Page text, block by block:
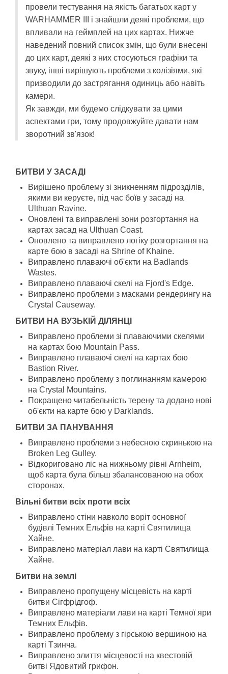
провели тестування на якість багатьох карт у
WARHAMMER III і знайшли деякі проблеми, що
впливали на геймплей на цих картах. Нижче
наведений повний список змін, що були внесені
до цих карт, деякі з них стосуються графіки та
звуку, інші вирішують проблеми з колізіями, які
призводили до застрягання одиниць або навіть
камери.
Як завжди, ми будемо слідкувати за цими
аспектами гри, тому продовжуйте давати нам
зворотний зв'язок!
БИТВИ У ЗАСАДІ
Вирішено проблему зі зникненням підрозділів,
якими ви керуєте, під час боїв у засаді на
Ulthuan Ravine.
Оновлені та виправлені зони розгортання на
картах засад на Ulthuan Coast.
Оновлено та виправлено логіку розгортання на
карте бою в засаді на Shrine of Khaine.
Виправлено плаваючі об'єкти на Badlands
Wastes.
Виправлено плаваючі скелі на Fjord's Edge.
Виправлено проблеми з масками рендерингу на
Crystal Causeway.
БИТВИ НА ВУЗЬКІЙ ДІЛЯНЦІ
Виправлено проблеми зі плаваючими скелями
на картах бою Mountain Pass.
Виправлено плаваючі скелі на картах бою
Bastion River.
Виправлено проблему з поглинанням камерою
на Crystal Mountains.
Покращено читабельність терену та додано нові
об'єкти на карте бою у Darklands.
БИТВИ ЗА ПАНУВАННЯ
Виправлено проблеми з небесною скринькою на
Broken Leg Gulley.
Відкориговано ліс на нижньому рівні Arnheim,
щоб карта була більш збалансованою на обох
сторонах.
Вільні битви всіх проти всіх
Виправлено стіни навколо воріт основної
будівлі Темних Ельфів на карті Святилища
Хайне.
Виправлено матеріал лави на карті Святилища
Хайне.
Битви на землі
Виправлено пропущену місцевість на карті
битви Сігфрідгоф.
Виправлено матеріали лави на карті Темної яри
Темних Ельфів.
Виправлено проблему з гірською вершиною на
карті Тзинча.
Виправлено злиття місцевості на квестовій
битві Ядовитий грифон.